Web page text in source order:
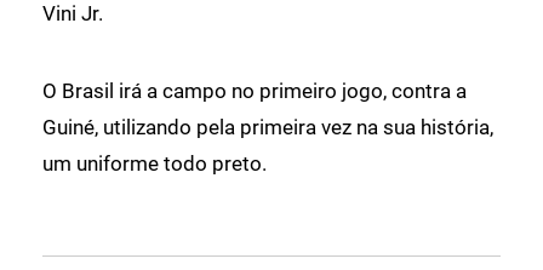
Vini Jr.
O Brasil irá a campo no primeiro jogo, contra a
Guiné, utilizando pela primeira vez na sua história,
um uniforme todo preto.